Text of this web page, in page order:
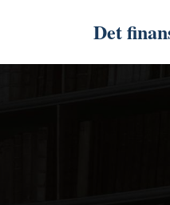
Det